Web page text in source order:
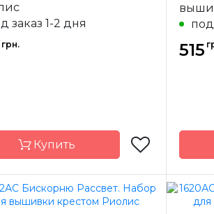
заказ 1-2 дня
грн.
Купить
под
515